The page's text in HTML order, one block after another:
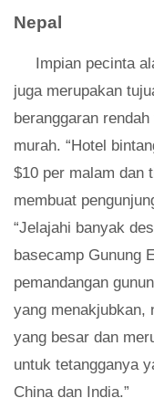
Nepal
Impian pecinta
juga merupakan
beranggaran
murah. “Hotel
$10 per malam dan
membuat
“Jelajahi banyak
basecamp Gunung
pemandangan
yang menakjubkan,
yang besar dan
untuk tetangganya
China dan India.”